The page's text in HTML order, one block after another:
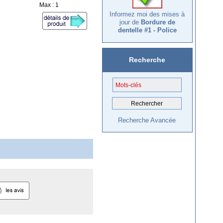
Max : 1
Informez moi des mises à
jour de Bordure de
dentelle #1 - Police
Recherche
Recherche Avancée